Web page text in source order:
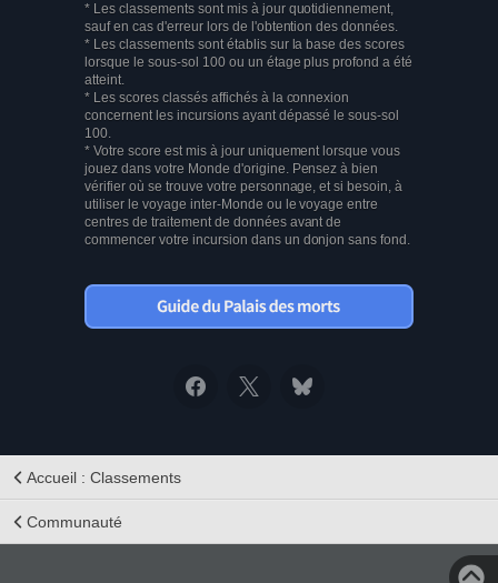
* Les classements sont mis à jour quotidiennement,
sauf en cas d'erreur lors de l'obtention des données.
* Les classements sont établis sur la base des scores
lorsque le sous-sol 100 ou un étage plus profond a été
atteint.
* Les scores classés affichés à la connexion
concernent les incursions ayant dépassé le sous-sol
100.
* Votre score est mis à jour uniquement lorsque vous
jouez dans votre Monde d'origine. Pensez à bien
vérifier où se trouve votre personnage, et si besoin, à
utiliser le voyage inter-Monde ou le voyage entre
centres de traitement de données avant de
commencer votre incursion dans un donjon sans fond.
Accueil : Classements
Communauté